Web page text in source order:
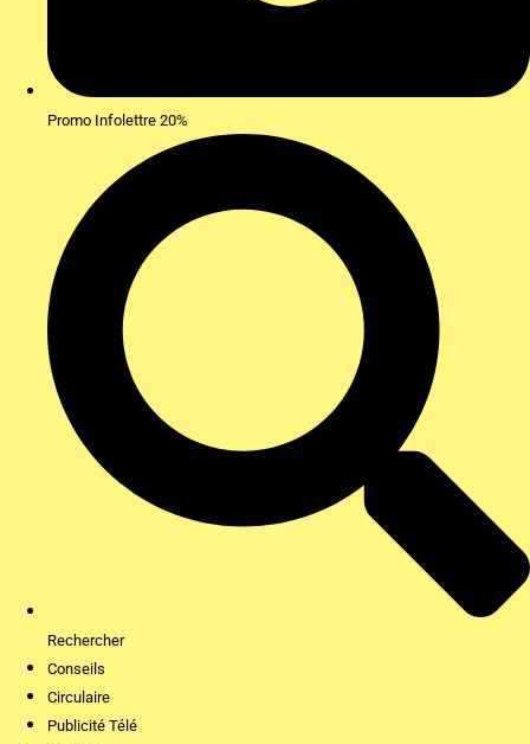
Promo Infolettre 20%
Rechercher
Conseils
Circulaire
Publicité Télé